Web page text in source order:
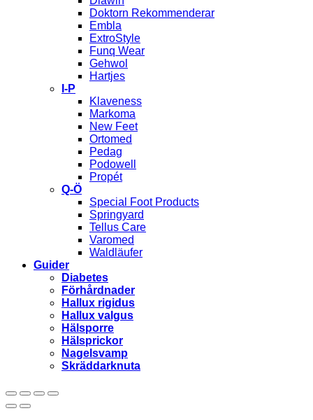
Doktorn Rekommenderar
Embla
ExtroStyle
Funq Wear
Gehwol
Hartjes
I-P
Klaveness
Markoma
New Feet
Ortomed
Pedag
Podowell
Propét
Q-Ö
Special Foot Products
Springyard
Tellus Care
Varomed
Waldläufer
Guider
Diabetes
Förhårdnader
Hallux rigidus
Hallux valgus
Hälsporre
Hälsprickor
Nagelsvamp
Skräddarknuta